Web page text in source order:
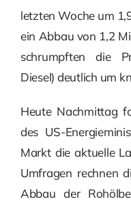
letzten Woche um
ein Abbau von 1,2
schrumpften die
Diesel) deutlich um
Heute Nachmittag
des US-
Markt die aktuelle
Umfragen rechnen
Abbau der